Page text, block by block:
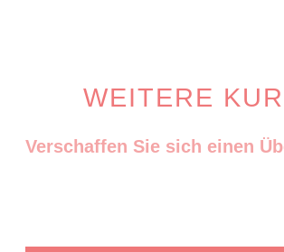
WEITERE
Verschaffen Sie sich einen